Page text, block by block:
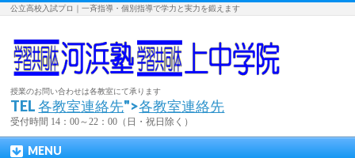
公立高校入試プロ｜一斉指導・個別指導で学力と実力を鍛えます
授業のお問い合わせは各教室にて承ります
TEL各教室連絡先">各教室連絡先
受付時間 14：00～22：00（日・祝日除く）
MENU